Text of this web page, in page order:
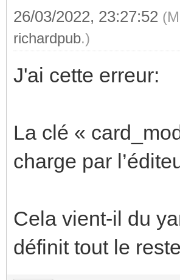
26/03/2022, 23:27:52
richardpub.)
J'ai cette erreur:
La clé «
charge par
Cela vient-il du
définit tout le